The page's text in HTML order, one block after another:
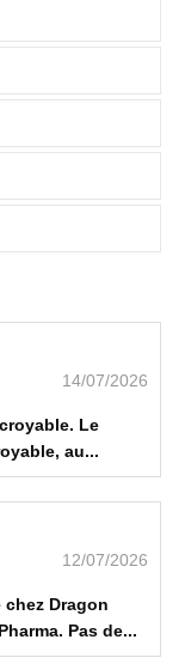
14/07/2026
Le
au...
12/07/2026
Dragon
Pas de...